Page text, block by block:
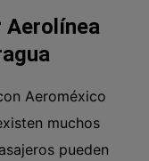
Aerolínea
Aeroméxico
muchos
pueden